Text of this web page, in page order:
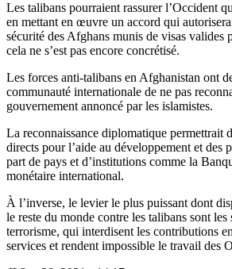
Les talibans pourraient rassurer l’Occident
en mettant en œuvre un accord qui
sécurité des Afghans munis de visas valides
cela ne s’est pas encore concrétisé.
Les forces anti-talibans en Afghanistan ont
communauté internationale de ne pas
gouvernement annoncé par les islamistes.
La reconnaissance diplomatique permettrait
directs pour l’aide au développement et des
part de pays et d’institutions comme la
monétaire international.
À l’inverse, le levier le plus puissant dont
le reste du monde contre les talibans sont les
terrorisme, qui interdisent les contributions
services et rendent impossible le travail des